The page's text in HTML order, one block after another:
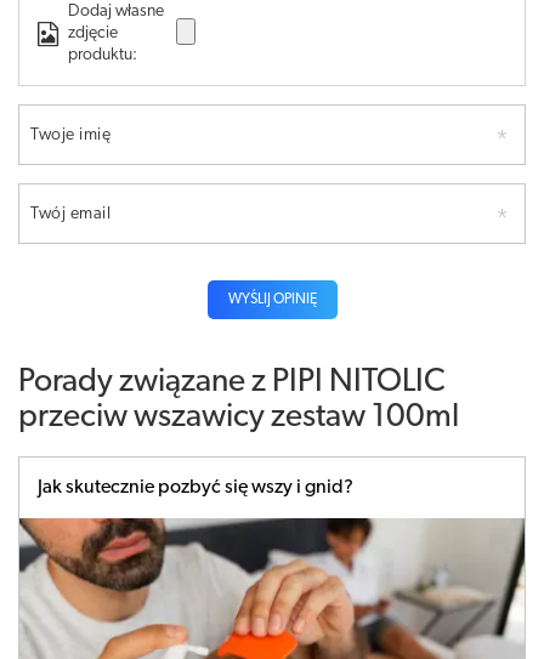
Dodaj własne
zdjęcie
produktu:
Twoje imię
Twój email
WYŚLIJ OPINIĘ
Porady związane z PIPI NITOLIC
przeciw wszawicy zestaw 100ml
Jak skutecznie pozbyć się wszy i gnid?